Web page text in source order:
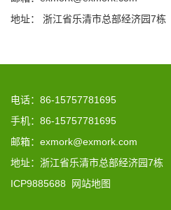
地址： 浙江省乐清市总部经济园7栋
电话：86-15757781695
手机：86-15757781695
邮箱：exmork@exmork.com
地址：浙江省乐清市总部经济园7栋
ICP9885688
网站地图